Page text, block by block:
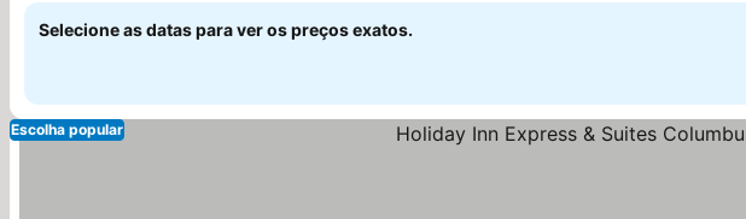
Selecione as datas para ver os preços exatos.
Escolha popular